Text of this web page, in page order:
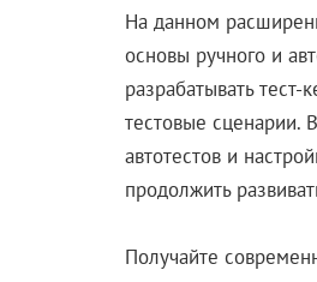
На данном
основы ручного и
разрабатывать
тестовые сценарии.
автотестов и
продолжить
Получайте